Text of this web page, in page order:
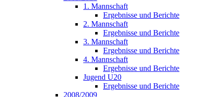
1. Mannschaft
Ergebnisse und Berichte
2. Mannschaft
Ergebnisse und Berichte
3. Mannschaft
Ergebnisse und Berichte
4. Mannschaft
Ergebnisse und Berichte
Jugend U20
Ergebnisse und Berichte
2008/2009